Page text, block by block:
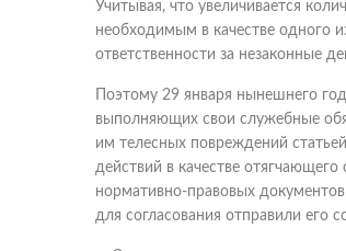
Учитывая, что увеличивается
необходимым в качестве одного
ответственности за незаконные
Поэтому 29 января нынешнего
выполняющих свои служебные
им телесных повреждений
действий в качестве
нормативно-правовых
для согласования отправили его